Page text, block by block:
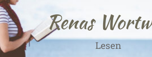
Renas
Lesen